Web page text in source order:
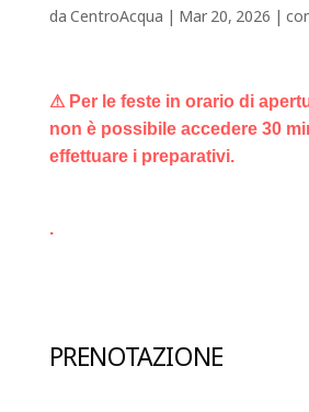
daCentroAcqua | Mar 20, 2026 |
⚠ Per le feste in orario di
non è possibile accedere 30
effettuare i preparativi.
.
PRENOTAZIONE